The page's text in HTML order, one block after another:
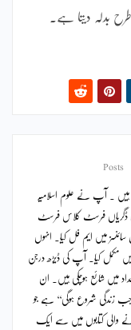
بدلہ دیتا ہے۔
ہیں ۔ آپ نے علوم اسلامیہ
کی ڈگریاں فرسٹ کلاس فرسٹ
میں ایم فل کیا۔ انہوں
مکمل کیا۔ آپ کی ڈیڑھ درجن
میں شائع ہوچکی ہیں۔ ان
زندگی شروع ہوگی‘‘ ہے جو
والی کتابوں میں سے ایک